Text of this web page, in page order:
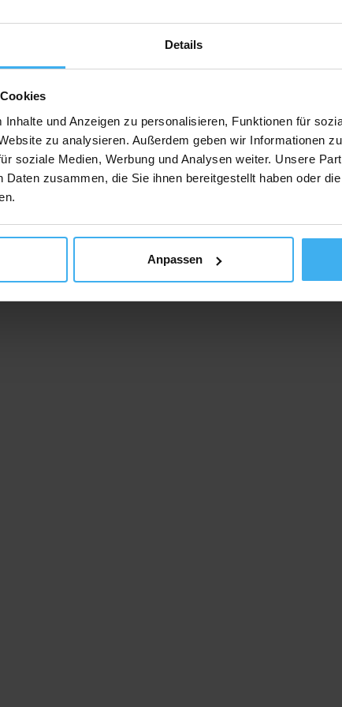
Details
und Anzeigen zu personalisieren, Funktionen für
zu analysieren. Außerdem geben wir Informationen
soziale Medien, Werbung und Analysen weiter. Unsere
Daten zusammen, die Sie ihnen bereitgestellt haben oder
Anpassen